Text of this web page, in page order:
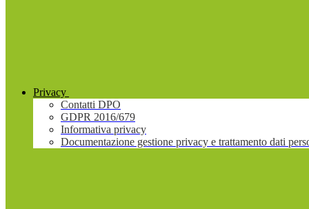
Privacy
Contatti DPO
GDPR 2016/679
Informativa privacy
Documentazione gestione privacy e trattamento dati